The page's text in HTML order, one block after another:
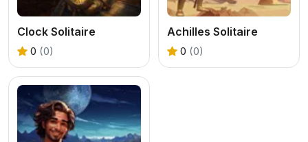
Clock Solitaire
0 (0)
Achilles Solitaire
0 (0)